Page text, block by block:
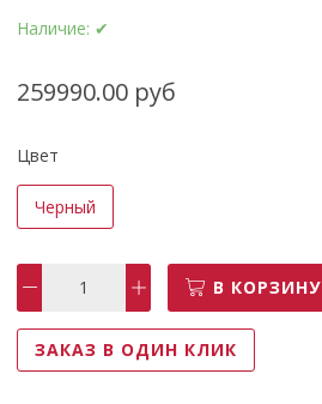
Наличие: ✔
259990.00 руб
Цвет
Черный
В КОРЗИНУ
ЗАКАЗ В ОДИН КЛИК